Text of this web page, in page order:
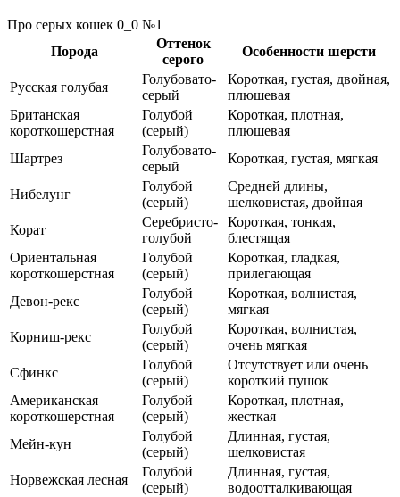
Про серых кошек 0_0 №1
Порода
Оттенок
серого
Особенности шерсти
Русская голубая
Голубовато-
серый
Короткая, густая, двойная,
плюшевая
Британская
короткошерстная
Голубой
(серый)
Короткая, плотная,
плюшевая
Шартрез
Голубовато-
серый
Короткая, густая, мягкая
Нибелунг
Голубой
(серый)
Средней длины,
шелковистая, двойная
Корат
Серебристо-
голубой
Короткая, тонкая,
блестящая
Ориентальная
короткошерстная
Голубой
(серый)
Короткая, гладкая,
прилегающая
Девон-рекс
Голубой
(серый)
Короткая, волнистая,
мягкая
Корниш-рекс
Голубой
(серый)
Короткая, волнистая,
очень мягкая
Сфинкс
Голубой
(серый)
Отсутствует или очень
короткий пушок
Американская
короткошерстная
Голубой
(серый)
Короткая, плотная,
жесткая
Мейн-кун
Голубой
(серый)
Длинная, густая,
шелковистая
Норвежская лесная
Голубой
(серый)
Длинная, густая,
водоотталкивающая